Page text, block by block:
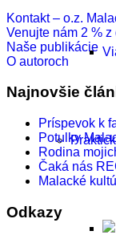
Kontakt – o.z.
Venujte nám 2 % z
Naše publikácie
O autoroch
Najnovšie
Príspevok k
Potulky
Rodina
Čaká nás
Malacké
Odkazy